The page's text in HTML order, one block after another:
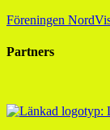
Föreningen
Partners